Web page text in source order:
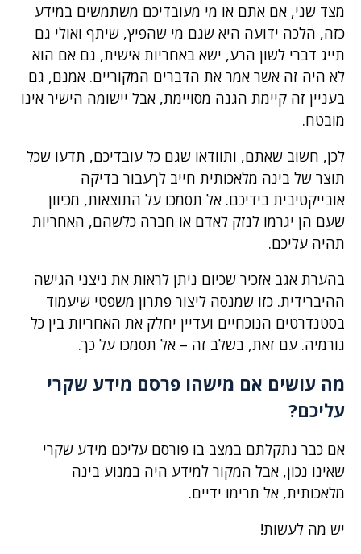
מצד שני, אם אתם או מי מעובדיכם משתמשים במידע
כזה, הלכה ידועה היא שגם מי שהפיץ, שיתף ואולי גם
תייג דברי לשון הרע, ישא באחריות אישית, גם אם הוא
לא היה זה אשר אמר את הדברים המקוריים. אמנם, גם
בעניין זה קיימת הגנה מסויימת, אבל יישומה הישיר אינו
מובטח.
לכן, חשוב שאתם, ותוודאו שגם כל עובדיכם, תדעו שכל
תוצר של בינה מלאכותית חייב לךעבור בדיקה
אובייקטיבית בידיכם. אל תסמכו על התוצאות, מכיוון
שעם הן יגרמו לנזק לאדם או חברה כלשהם, האחריות
תהיה עליכם.
בהערת אגב אזכיר שכיום ניתן לראות את ניצני הגישה
ההיברידית. כזו שמנסה ליצור פתרון משפטי שיעמוד
בסטנדרטים הנוכחיים ועדיין יחלק את האחריות בין כל
גורמיה. עם זאת, בשלב זה – אל תסמכו על כך.
מה עושים אם מישהו פרסם מידע שקרי
עליכם?
אם כבר נתקלתם במצב בו פורסם עליכם מידע שקרי
שאינו נכון, אבל המקור למידע היה במנוע בינה
מלאכותית, אל תרימו ידיים.
יש מה לעשות!